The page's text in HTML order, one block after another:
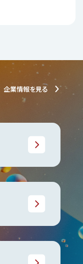
企業情報を見る